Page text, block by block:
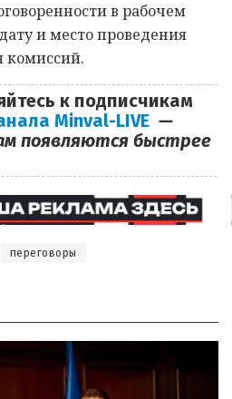
в рабочем
и место проведения
комиссий.
к подписчикам
Minval-LIVE —
появляются быстрее
переговоры